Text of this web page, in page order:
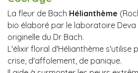
La fleur de Bach Hélianthème
bio élaboré par le laboratoire
originelle du Dr Bach.
L'élixir floral d'Hélianthème s'utilise
crise, d'affolement, de panique.